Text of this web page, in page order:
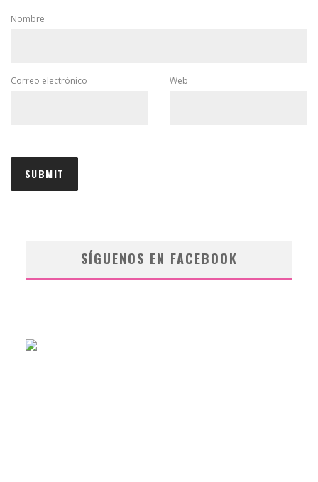
Nombre
Correo electrónico Web
SÍGUENOS EN FACEBOOK